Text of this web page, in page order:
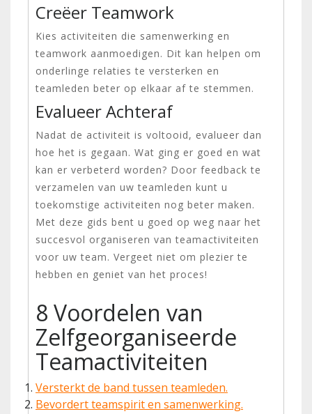
Creëer Teamwork
Kies activiteiten die samenwerking en
teamwork aanmoedigen. Dit kan helpen om
onderlinge relaties te versterken en
teamleden beter op elkaar af te stemmen.
Evalueer Achteraf
Nadat de activiteit is voltooid, evalueer dan
hoe het is gegaan. Wat ging er goed en wat
kan er verbeterd worden? Door feedback te
verzamelen van uw teamleden kunt u
toekomstige activiteiten nog beter maken.
Met deze gids bent u goed op weg naar het
succesvol organiseren van teamactiviteiten
voor uw team. Vergeet niet om plezier te
hebben en geniet van het proces!
8 Voordelen van
Zelfgeorganiseerde
Teamactiviteiten
Versterkt de band tussen teamleden.
Bevordert teamspirit en samenwerking.